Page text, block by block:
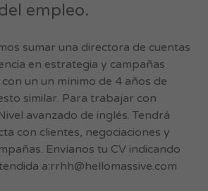
empleo.
sumar una directora de cuentas
en estrategia y campañas
un un mínimo de 4 años de
similar. Para trabajar con
avanzado de inglés. Tendrá
con clientes, negociaciones y
Envíanos tu CV indicando
a:rrhh@hellomassive.com